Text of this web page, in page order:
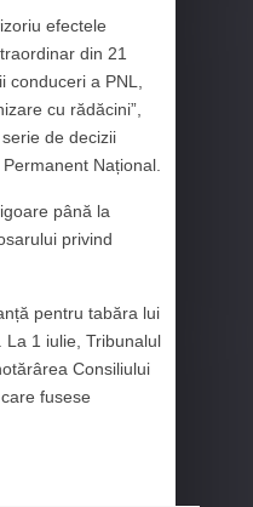
efectele
din 21
a PNL,
cu rădăcini”,
de decizii
Național.
până la
privind
pentru tabăra lui
La 1 iulie, Tribunalul
Consiliului
fusese